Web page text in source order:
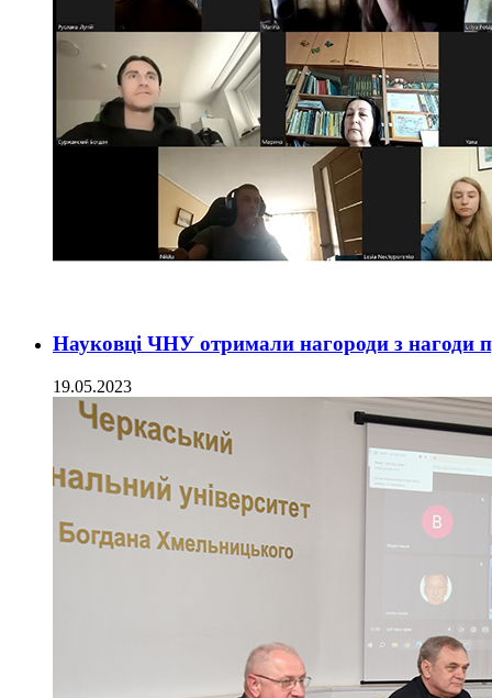
Науковці ЧНУ отримали нагороди з нагоди
19.05.2023